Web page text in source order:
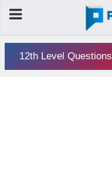
12th Level Questions